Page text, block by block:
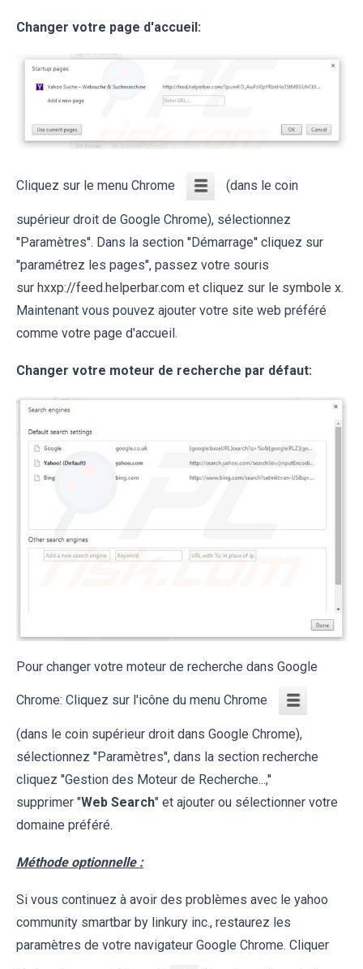
Changer votre page d'accueil:
Cliquez sur le menu Chrome (dans le coin
supérieur droit de Google Chrome), sélectionnez
''Paramètres''. Dans la section ''Démarrage'' cliquez sur
''paramétrez les pages'', passez votre souris
sur hxxp://feed.helperbar.com et cliquez sur le symbole x.
Maintenant vous pouvez ajouter votre site web préféré
comme votre page d'accueil.
Changer votre moteur de recherche par défaut:
Pour changer votre moteur de recherche dans Google
Chrome: Cliquez sur l'icône du menu Chrome
(dans le coin supérieur droit dans Google Chrome),
sélectionnez ''Paramètres'', dans la section recherche
cliquez ''Gestion des Moteur de Recherche...,''
supprimer "Web Search" et ajouter ou sélectionner votre
domaine préféré.
Méthode optionnelle :
Si vous continuez à avoir des problèmes avec le yahoo
community smartbar by linkury inc., restaurez les
paramètres de votre navigateur Google Chrome. Cliquer